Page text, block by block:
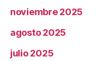
noviembre 2025
agosto 2025
julio 2025